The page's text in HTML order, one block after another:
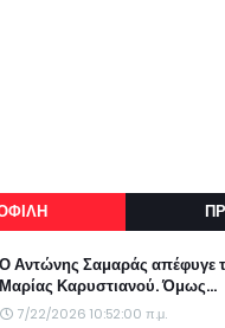
Ο Αντώνης Σαμαράς απέφυγε
Μαρίας Καρυστιανού. Όμως...
7/22/2026 10:52:00 π.μ.